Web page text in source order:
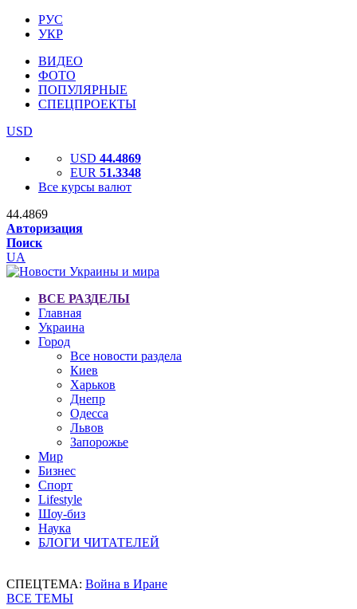
РУС
УКР
ВИДЕО
ФОТО
ПОПУЛЯРНЫЕ
СПЕЦПРОЕКТЫ
USD
USD 44.4869
EUR 51.3348
Все курсы валют
44.4869
Авторизация
Поиск
UA
ВСЕ РАЗДЕЛЫ
Главная
Украина
Город
Все новости раздела
Киев
Харьков
Днепр
Одесса
Львов
Запорожье
Мир
Бизнес
Спорт
Lifestyle
Шоу-биз
Наука
БЛОГИ ЧИТАТЕЛЕЙ
СПЕЦТЕМА: Война в Иране
ВСЕ ТЕМЫ